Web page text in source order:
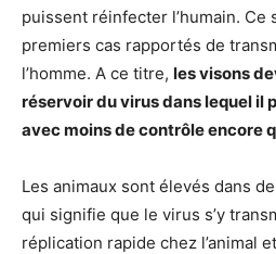
puissent réinfecter l’humain. Ce
premiers cas rapportés de
l’homme. A ce titre, les visons
réservoir du virus dans lequel il
avec moins de contrôle encore
Les animaux sont élevés dans
qui signifie que le virus s’y
réplication rapide chez l’animal